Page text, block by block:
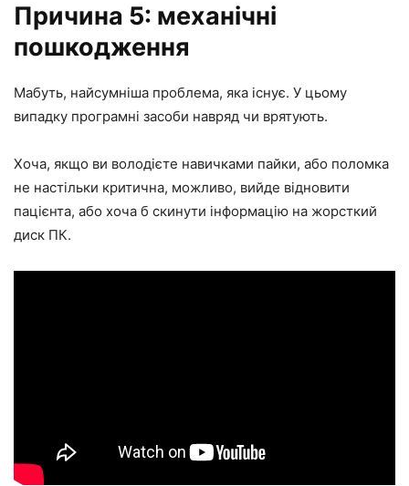
Причина 5: механічні
пошкодження
Мабуть, найсумніша проблема, яка існує. У цьому
випадку програмні засоби навряд чи врятують.
Хоча, якщо ви володієте навичками пайки, або поломка
не настільки критична, можливо, вийде відновити
пацієнта, або хоча б скинути інформацію на жорсткий
диск ПК.